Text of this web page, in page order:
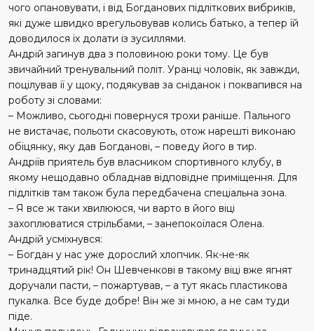
чого опановувати, і від Богданових підліткових вибриків,
які дуже швидко врегульовував колись батько, а тепер їй
доводилося їх долати із зусиллями.
Андрій загинув два з половиною роки тому. Це був
звичайний тренувальний політ. Уранці чоловік, як завжди,
поцілував її у щоку, подякував за сніданок і поквапився на
роботу зі словами:
– Можливо, сьогодні повернуся трохи раніше. Пального
не вистачає, польоти скасовують, отож нарешті виконаю
обіцянку, яку дав Богданові, – поведу його в тир.
Андріїв приятель був власником спортивного клубу, в
якому нещодавно обладнав відповідне приміщення. Для
підлітків там також була передбачена спеціальна зона.
– Я все ж таки хвилююся, чи варто в його віці
захоплюватися стрільбами, – занепокоїлася Олена.
Андрій усміхнувся:
– Богдан у нас уже дорослий хлопчик. Як-не-як
тринадцятий рік! Он Шевченкові в такому віці вже ягнят
доручали пасти, – пожартував, – а тут якась пластикова
пукалка. Все буде добре! Він же зі мною, а не сам туди
піде.